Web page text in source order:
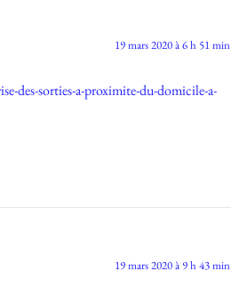
19 mars 2020 à 6 h 51 min
des-sorties-a-proximite-du-domicile-a-
19 mars 2020 à 9 h 43 min